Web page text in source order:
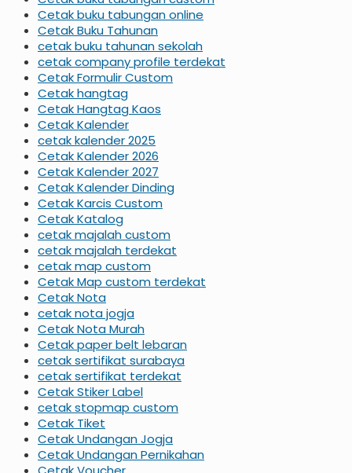
Cetak buku tabungan online
Cetak Buku Tahunan
cetak buku tahunan sekolah
cetak company profile terdekat
Cetak Formulir Custom
Cetak hangtag
Cetak Hangtag Kaos
Cetak Kalender
cetak kalender 2025
Cetak Kalender 2026
Cetak Kalender 2027
Cetak Kalender Dinding
Cetak Karcis Custom
Cetak Katalog
cetak majalah custom
cetak majalah terdekat
cetak map custom
Cetak Map custom terdekat
Cetak Nota
cetak nota jogja
Cetak Nota Murah
Cetak paper belt lebaran
cetak sertifikat surabaya
cetak sertifikat terdekat
Cetak Stiker Label
cetak stopmap custom
Cetak Tiket
Cetak Undangan Jogja
Cetak Undangan Pernikahan